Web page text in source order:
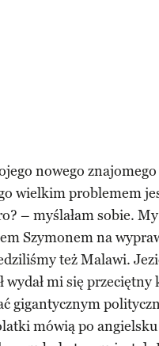
nowego
wielkim problemem
– myślałam sobie.
Szymonem na
też Malawi.
wydał mi się
gigantycznym
mówią po